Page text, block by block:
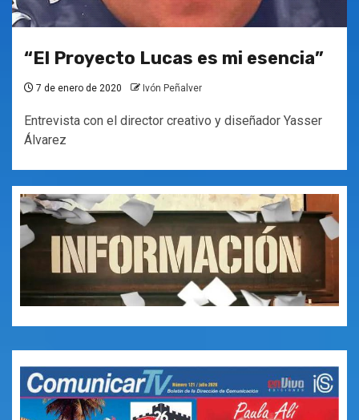
“El Proyecto Lucas es mi esencia”
7 de enero de 2020 Ivón Peñalver
Entrevista con el director creativo y diseñador Yasser
Álvarez